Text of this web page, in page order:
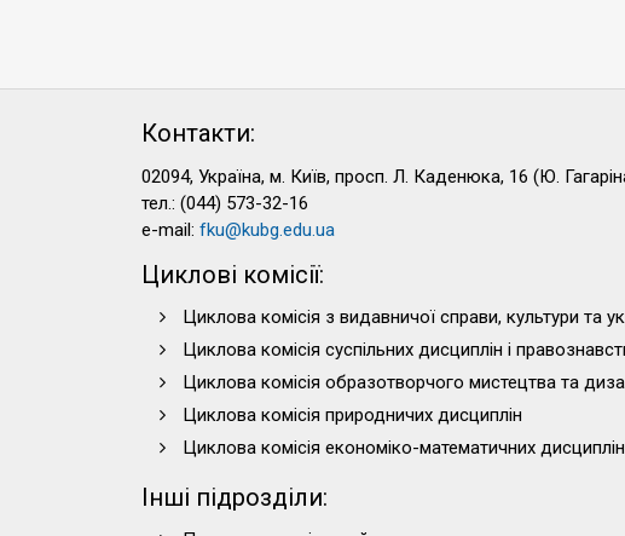
Контакти:
02094, Україна, м. Київ, просп. Л. Каденюка, 16 (Ю.
тел.: (044) 573-32-16
e-mail: fku@kubg.edu.ua
Циклові комісії:
Циклова комісія з видавничої справи, культури та
Циклова комісія суспільних дисциплін і
Циклова комісія образотворчого мистецтва та
Циклова комісія природничих дисциплін
Циклова комісія економіко-математичних
Інші підрозділи: